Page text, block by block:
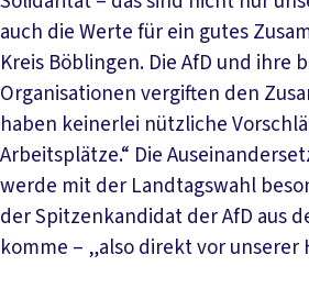
auch die Werte für ein gutes
Kreis Böblingen. Die AfD und ihre
Organisationen vergiften den
haben keinerlei nützliche
Arbeitsplätze.“ Die
werde mit der Landtagswahl
der Spitzenkandidat der AfD aus
komme – „also direkt vor unserer